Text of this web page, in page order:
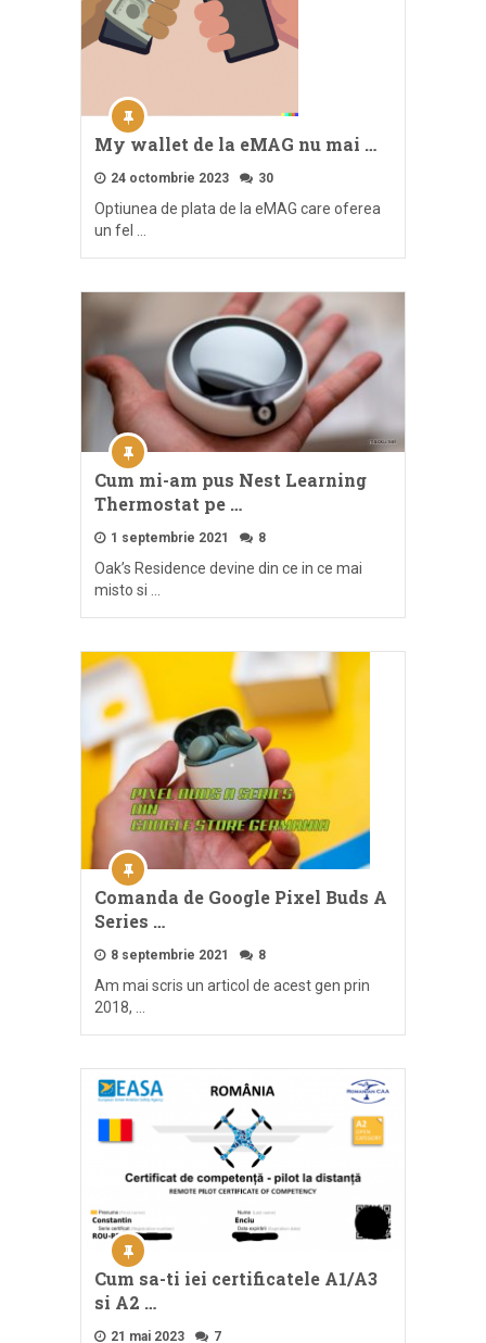
My wallet de la eMAG nu mai …
24 octombrie 2023 30
Optiunea de plata de la eMAG care oferea
un fel …
Cum mi-am pus Nest Learning
Thermostat pe …
1 septembrie 2021 8
Oak’s Residence devine din ce in ce mai
misto si …
Comanda de Google Pixel Buds A
Series …
8 septembrie 2021 8
Am mai scris un articol de acest gen prin
2018, …
Cum sa-ti iei certificatele A1/A3
si A2 …
21 mai 2023 7